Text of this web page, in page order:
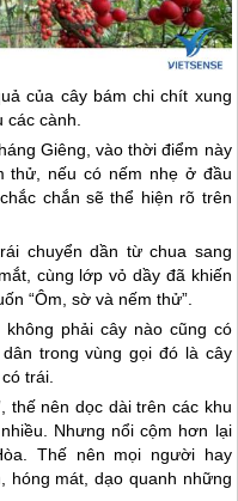
của cây bám chi chít xung
cành.
Giêng, vào thời điểm này
thử, nếu có nếm nhẹ ở đầu
chắn sẽ thể hiện rõ trên
chuyển dần từ chua sang
cùng lớp vỏ dầy đã khiến
“Ôm, sờ và nếm thử”.
phải cây nào cũng có
trong vùng gọi đó là cây
trái.
thế nên dọc dài trên các khu
Nhưng nổi cộm hơn lại
Thế nên mọi người hay
hóng mát, dạo quanh những